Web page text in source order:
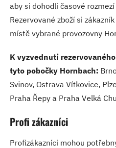
aby si dohodli časové
Rezervované zboží si
místě vybrané provozovny
K vyzvednutí
tyto pobočky Hornbach:
Svinov, Ostrava Vítkovice,
Praha Řepy a Praha Velká
Profi zákazníci
Profizákazníci mohou